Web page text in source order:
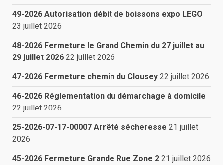
49-2026 Autorisation débit de boissons expo LEGO
23 juillet 2026
48-2026 Fermeture le Grand Chemin du 27 juillet au
29 juillet 2026 22 juillet 2026
47-2026 Fermeture chemin du Clousey 22 juillet 2026
46-2026 Réglementation du démarchage à domicile
22 juillet 2026
25-2026-07-17-00007 Arrêté sécheresse 21 juillet
2026
45-2026 Fermeture Grande Rue Zone 2 21 juillet 2026